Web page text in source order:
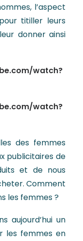
l’aspect
titiller leurs
donner ainsi
watch?
watch?
des femmes
publicitaires de
et de nous
Comment
les femmes ?
aujourd’hui un
les femmes en